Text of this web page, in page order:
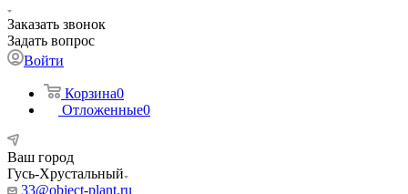
Заказать звонок
Задать вопрос
Войти
Корзина0
Отложенные0
Ваш город
Гусь-Хрустальный
33@object-plant.ru